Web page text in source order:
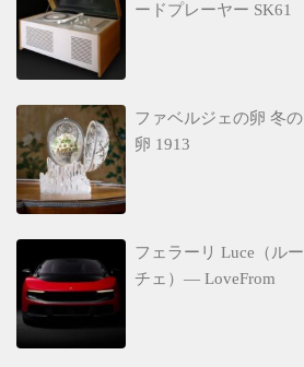
ードプレーヤー SK61
ファベルジェの卵 冬の
卵 1913
フェラーリ Luce（ルー
チェ）— LoveFrom